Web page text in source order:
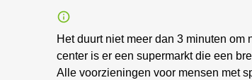
Het duurt niet meer dan 3 minuten
center is er een supermarkt die een
Alle voorzieningen voor mensen met